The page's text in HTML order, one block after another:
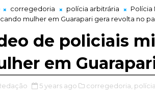
corregedoria polícia arbitrária Polícia
mulher em Guarapari gera revolta no
de policiais
em
5 years ago corregedoria,